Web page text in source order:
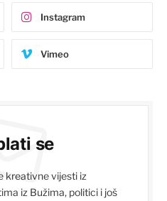
Instagram
Vimeo
se
kreativne vijesti iz
iz Bužima, politici i još